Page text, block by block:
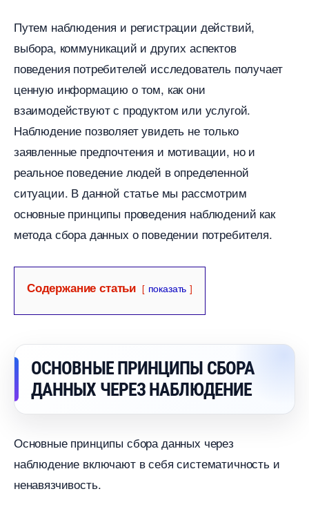
Путем наблюдения и регистрации действий,
ыбора, коммуникаций и других аспекто
поведения потребителей исследователь получает
ценную информацию о том, как они
заимодействуют с продуктом или услугой.
Наблюдение позволяет увидеть не только
заявленные предпочтения и мотивации, но и
реальное поведение людей в определенной
ситуации. В данной статье мы рассмотрим
основные принципы проведения наблюдений как
метода сбора данных о поведении потребителя.
Содержание статьи показать
ОСНОВНЫЕ ПРИНЦИПЫ СБОРА
ДАННЫХ ЧЕРЕЗ НАБЛЮДЕНИЕ
Основные принципы сбора данных через
наблюдение включают в себя систематичность и
ненавязчивость.